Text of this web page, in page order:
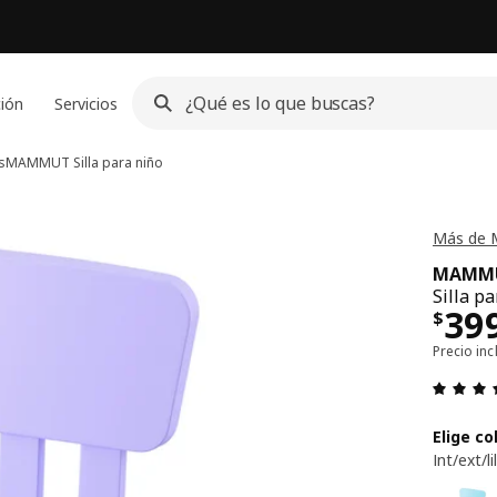
Servicios
MAMMUT Silla para niño
Más de
Silla
$
Precio
Elige
Int/ext/